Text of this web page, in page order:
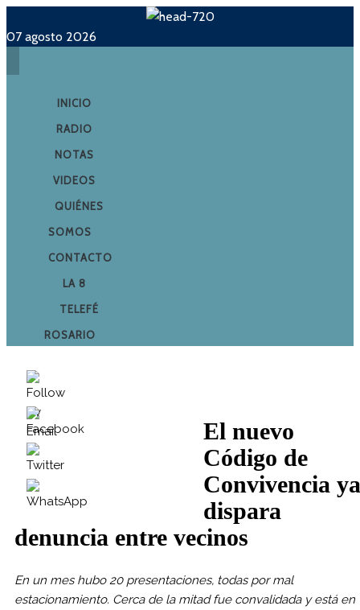
07 agosto 2026
INICIO
RADIO
NOTAS
VIDEOS
QUIÉNES
SOMOS
CONTACTO
LA 8
TELEFÉ
ROSARIO
El nuevo
Código de
Convivencia ya
dispara
denuncia entre vecinos
En un mes hubo 20 presentaciones, todas por mal
estacionamiento. Cerca de la mitad fue convalidada y está en